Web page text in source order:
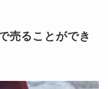
売ることができ